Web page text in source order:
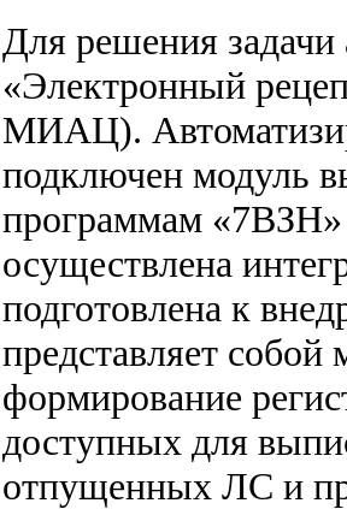
Для решения
«Электронный
МИАЦ).
подключен модуль
программам «7ВЗН»
осуществлена
подготовлена к
представляет
формирование
доступных для
отпущенных ЛС и